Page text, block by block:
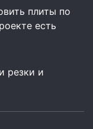
плиты по
есть
резки и